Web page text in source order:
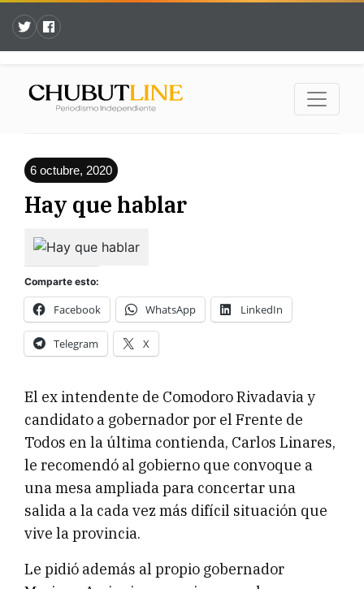
6 octubre, 2020
Hay que hablar
Comparte esto:
Facebook WhatsApp LinkedIn
Telegram X
El ex intendente de Comodoro Rivadavia y
candidato a gobernador por el Frente de
Todos en la última contienda, Carlos Linares,
le recomendó al gobierno que convoque a
una mesa ampliada para concertar una
salida a la cada vez más difícil situación que
vive la provincia.
Le pidió además al propio gobernador